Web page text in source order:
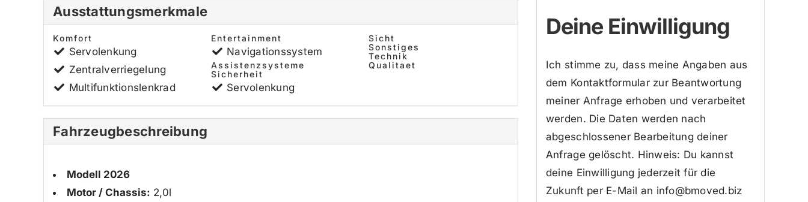
Ausstattungsmerkmale
Komfort
Servolenkung
Zentralverriegelung
Multifunktionslenkrad
Entertainment
Navigationssystem
Assistenzsysteme
Sicherheit
Servolenkung
Sicht
Sonstiges
Technik
Qualitaet
Fahrzeugbeschreibung
Modell 2026
Motor / Chassis: 2,0l
Deine Einwilligung
Ich stimme zu, dass meine Angaben aus
dem Kontaktformular zur Beantwortung
meiner Anfrage erhoben und verarbeitet
werden. Die Daten werden nach
abgeschlossener Bearbeitung deiner
Anfrage gelöscht. Hinweis: Du kannst
deine Einwilligung jederzeit für die
Zukunft per E-Mail an info@bmoved.biz